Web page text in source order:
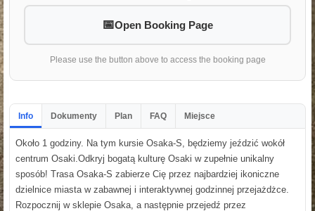
Open Booking Page
Please use the button above to access the booking page
Info Dokumenty Plan FAQ Miejsce
Około 1 godziny. Na tym kursie Osaka-S, będziemy jeździć wokół
centrum Osaki.Odkryj bogatą kulturę Osaki w zupełnie unikalny
sposób! Trasa Osaka-S zabierze Cię przez najbardziej ikoniczne
dzielnice miasta w zabawnej i interaktywnej godzinnej przejażdżce.
Rozpocznij w sklepie Osaka, a następnie przejedź przez